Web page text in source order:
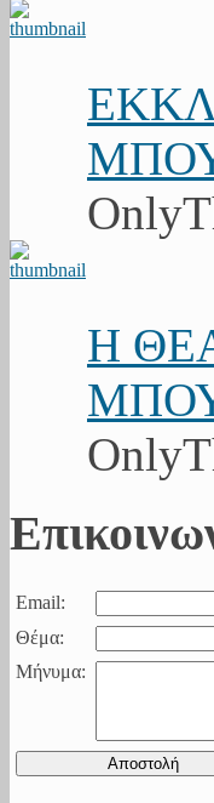
Η
Email:
Θέμα:
Μήνυμα: